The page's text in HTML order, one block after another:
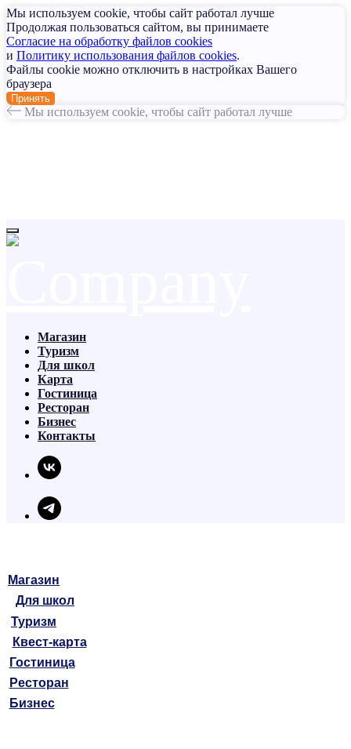
Мы используем cookie, чтобы сайт работал лучше
Продолжая пользоваться сайтом, вы принимаете
Согласие на обработку файлов cookies
и Политику использования файлов cookies.
Файлы cookie можно отключить в настройках Вашего
браузера
Принять
Мы используем cookie, чтобы сайт работал лучше
Магазин
Для школ
Туризм
Квест-карта
Гостиница
Ресторан
Бизнес
Магазин
Туризм
Для школ
Карта
Гостиница
Ресторан
Бизнес
Контакты